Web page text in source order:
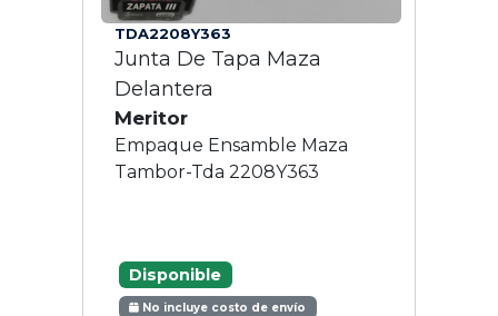
TDA2208Y363
Junta De Tapa Maza
Delantera
Meritor
Empaque Ensamble Maza
Tambor-Tda 2208Y363
Disponible
No incluye costo de envío